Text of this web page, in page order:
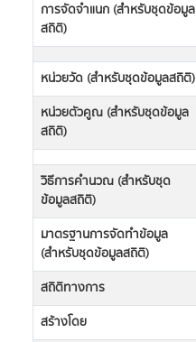
การจัดจำแนก (สำหรับชุดข้อมูล
สถิติ)
หน่วยวัด (สำหรับชุดข้อมูลสถิติ)
หน่วยตัวคูณ (สำหรับชุดข้อมูล
สถิติ)
วิธีการคำนวณ (สำหรับชุด
ข้อมูลสถิติ)
มาตรฐานการจัดทำข้อมูล
(สำหรับชุดข้อมูลสถิติ)
สถิติทางการ
สร้างโดย